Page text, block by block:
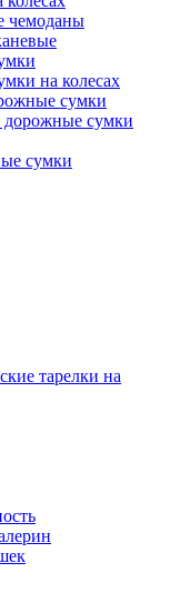
чемоданы
на колесах
сумки
сумки
сумки
тарелки на